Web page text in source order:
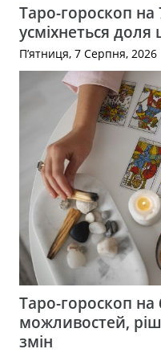
Таро-гороскоп
усміхнеться доля
П’ятниця, 7 Серпня, 2026
Таро-гороскоп на
можливостей,
змін